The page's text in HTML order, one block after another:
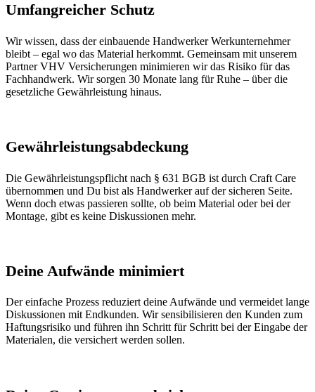
Umfangreicher Schutz
Wir wissen, dass der einbauende Handwerker Werkunternehmer
bleibt – egal wo das Material herkommt. Gemeinsam mit unserem
Partner VHV Versicherungen minimieren wir das Risiko für das
Fachhandwerk. Wir sorgen 30 Monate lang für Ruhe – über die
gesetzliche Gewährleistung hinaus.
Gewährleistungsabdeckung
Die Gewährleistungspflicht nach § 631 BGB ist durch Craft Care
übernommen und Du bist als Handwerker auf der sicheren Seite.
Wenn doch etwas passieren sollte, ob beim Material oder bei der
Montage, gibt es keine Diskussionen mehr.
Deine Aufwände minimiert
Der einfache Prozess reduziert deine Aufwände und vermeidet lange
Diskussionen mit Endkunden. Wir sensibilisieren den Kunden zum
Haftungsrisiko und führen ihn Schritt für Schritt bei der Eingabe der
Materialen, die versichert werden sollen.